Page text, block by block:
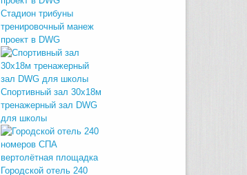
Стадион трибуны
тренировочный манеж
проект в DWG
Спортивный зал 30х18м
тренажерный зал DWG
для школы
Городской отель 240